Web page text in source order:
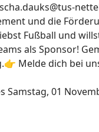
und die
Fußball und
als Sponsor!
Melde dich bei
Samstag, 01